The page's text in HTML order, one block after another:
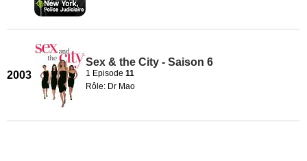
2003
Sex & the City - Saison 6
1 Episode 11
Rôle: Dr Mao